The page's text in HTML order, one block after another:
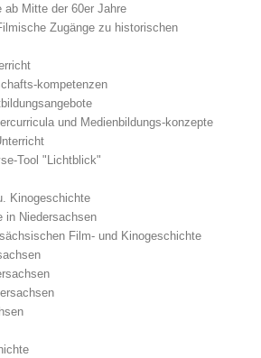
ab Mitte der 60er Jahre
Zugänge zu historischen
kompetenzen
und Medienbildungs-konzepte
Tool "Lichtblick"
Kinogeschichte
in Niedersachsen
Film- und Kinogeschichte